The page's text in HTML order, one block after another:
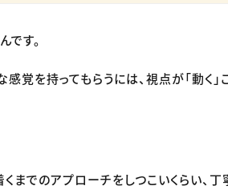
です。
覚を持ってもらうには、視点が「動く
でのアプローチをしつこいくらい、丁